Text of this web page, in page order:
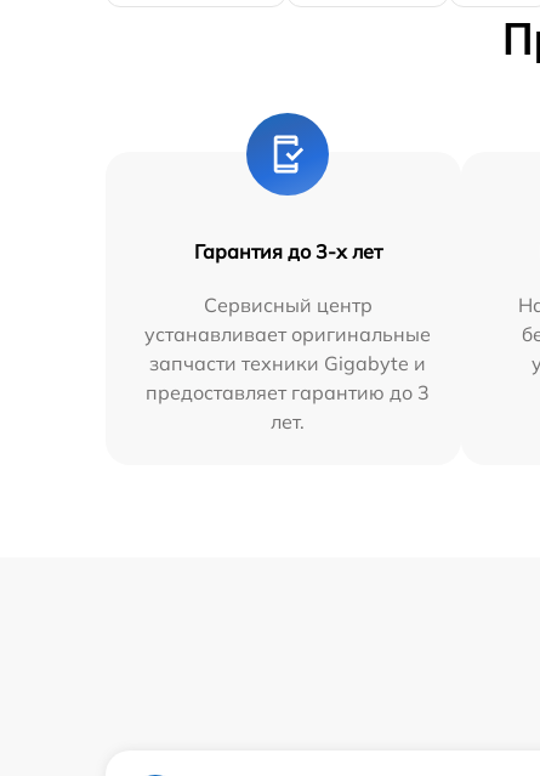
Гарантия до 3-х лет
Сервисный центр
устанавливает оригинальные
запчасти техники Gigabyte и
предоставляет гарантию до 3
лет.